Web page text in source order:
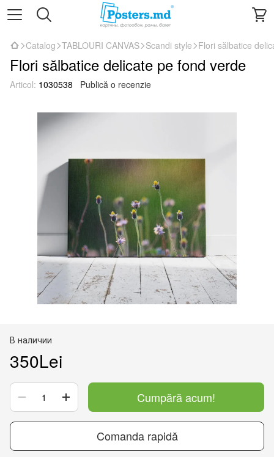
Catalog TABLOURI CANVAS Scandi style Flori sălbatice
Flori sălbatice delicate pe fond verde
Articol: 1030538 Publică o recenzie
В наличии
350Lei
Cumpără acum!
Comanda rapidă